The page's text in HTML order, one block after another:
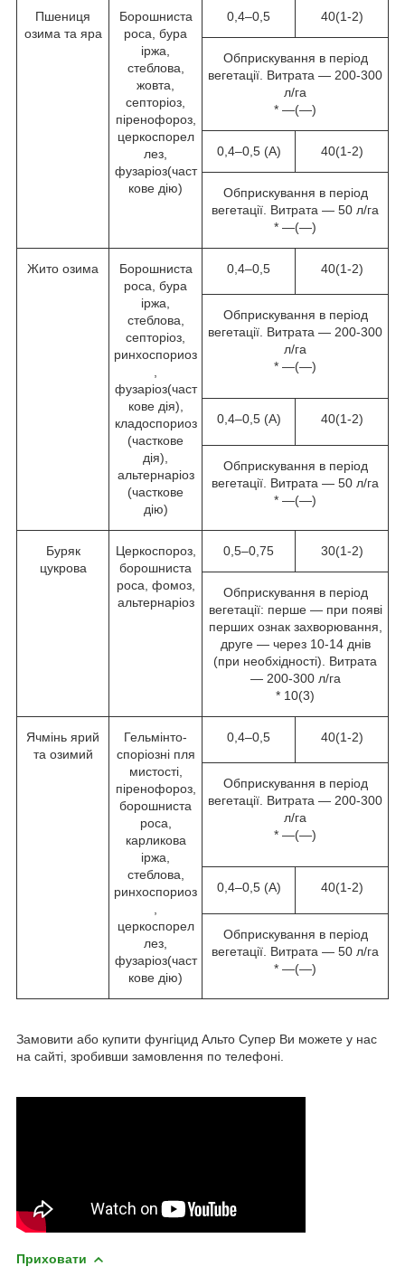
Пшениця
озима та яра
Борошниста
роса, бура
іржа,
стеблова,
жовта,
септоріоз,
піренофороз,
церкоспорел
лез,
фузаріоз(част
кове дію)
0,4–0,5 40(1-2)
Обприскування в період
вегетації. Витрата — 200-300
л/га
* —(—)
0,4–0,5 (А) 40(1-2)
Обприскування в період
вегетації. Витрата — 50 л/га
* —(—)
Жито озима
Борошниста
роса, бура
іржа,
стеблова,
септоріоз,
ринхоспориоз
фузаріоз(част
кове дія),
кладоспориоз
(часткове
дія),
альтернаріоз
(часткове
дію)
0,4–0,5 40(1-2)
Обприскування в період
вегетації. Витрата — 200-300
л/га
* —(—)
0,4–0,5 (А) 40(1-2)
Обприскування в період
вегетації. Витрата — 50 л/га
* —(—)
Буряк
цукрова
Церкоспороз,
борошниста
роса, фомоз,
альтернаріоз
0,5–0,75 30(1-2)
Обприскування в період
вегетації: перше — при появі
перших ознак захворювання,
друге — через 10-14 днів
(при необхідності). Витрата
— 200-300 л/га
* 10(3)
Ячмінь ярий
та озимий
Гельмінто-
споріозні пля
мистості,
піренофороз,
борошниста
роса,
карликова
іржа,
стеблова,
ринхоспориоз
церкоспорел
лез,
фузаріоз(част
кове дію)
0,4–0,5 40(1-2)
Обприскування в період
вегетації. Витрата — 200-300
л/га
* —(—)
0,4–0,5 (А) 40(1-2)
Обприскування в період
вегетації. Витрата — 50 л/га
* —(—)
Замовити або купити фунгіцид Альто Супер Ви можете у нас
на сайті, зробивши замовлення по телефоні.
Приховати